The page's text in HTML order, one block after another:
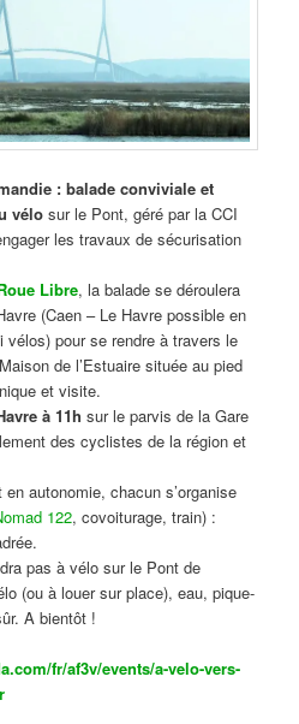
: balade conviviale et
vélo sur le Pont, géré par la CCI
les travaux de sécurisation
Libre, la balade se déroulera
(Caen – Le Havre possible en
pour se rendre à travers le
de l’Estuaire située au pied
et visite.
à 11h sur le parvis de la Gare
des cyclistes de la région et
autonomie, chacun s’organise
122, covoiturage, train) :
pas à vélo sur le Pont de
(ou à louer sur place), eau, pique-
A bientôt !
fr/af3v/events/a-velo-vers-